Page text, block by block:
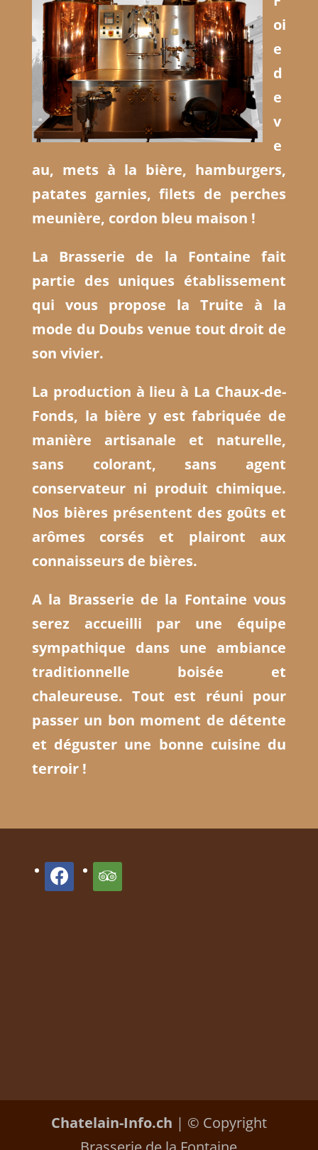
oi
e
d
e
v
e
au, mets à la bière, hamburgers,
patates garnies, filets de perches
meunière, cordon bleu maison !
La Brasserie de la Fontaine fait
partie des uniques établissement
qui vous propose la Truite à la
mode du Doubs venue tout droit de
son vivier.
La production à lieu à La Chaux-de-
Fonds, la bière y est fabriquée de
manière artisanale et naturelle,
sans colorant, sans agent
conservateur ni produit chimique.
Nos bières présentent des goûts et
arômes corsés et plairont aux
connaisseurs de bières.
A la Brasserie de la Fontaine vous
serez accueilli par une équipe
sympathique dans une ambiance
traditionnelle boisée et
chaleureuse. Tout est réuni pour
passer un bon moment de détente
et déguster une bonne cuisine du
terroir !
facebooktripadvisor
Chatelain-Info.ch | © Copyright